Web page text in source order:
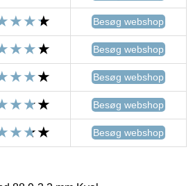
Besøg webshop
Besøg webshop
Besøg webshop
Besøg webshop
Besøg webshop